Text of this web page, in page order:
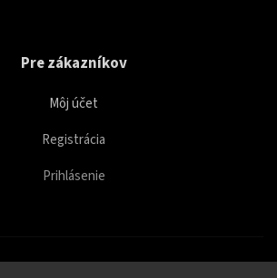
Pre zákazníkov
Môj účet
Registrácia
Prihlásenie